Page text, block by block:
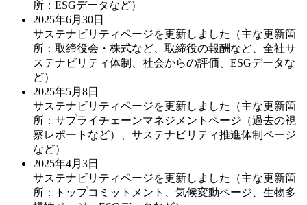
所：ESGデータなど）
2025年6月30日
サステナビリティページを更新しました（主な更新箇
所：取締役会・株式など、取締役の報酬など、全社サ
ステナビリティ体制、社会からの評価、ESGデータな
ど）
2025年5月8日
サステナビリティページを更新しました（主な更新箇
所：サプライチェーンマネジメントページ（過去の視
察レポートなど）、サステナビリティ推進体制ページ
など）
2025年4月3日
サステナビリティページを更新しました（主な更新箇
所：トップコミットメント、気候変動ページ、生物多